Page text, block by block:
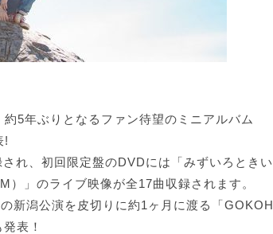
5年ぶりとなるファン待望のミニアルバム
!
れ、初回限定盤のDVDには「みずいろときい
」のライブ映像が全17曲収録されます。
新潟公演を皮切りに約1ヶ月に渡る「GOKOH
表！